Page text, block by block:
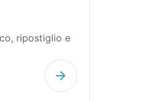
ripostiglio e